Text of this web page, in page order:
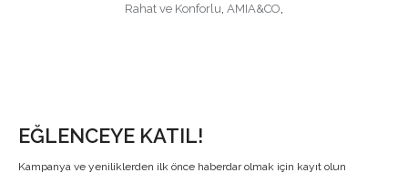
Rahat ve Konforlu AMIA&CO
EĞLENCEYE KATIL!
Kampanya ve yeniliklerden ilk önce haberdar olmak için kayıt olun